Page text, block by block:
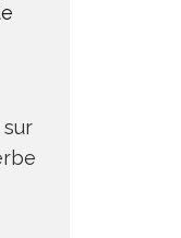
sur